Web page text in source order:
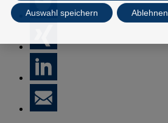
Auswahl speichern Ablehnen